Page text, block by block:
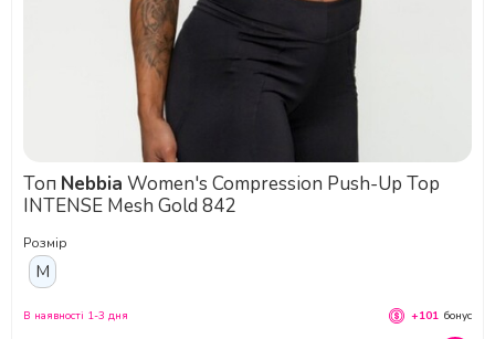
Топ Nebbia Women's Compression Push-Up Top
INTENSE Mesh Gold 842
Розмір
M
В наявності 1-3 дня +101 бонус